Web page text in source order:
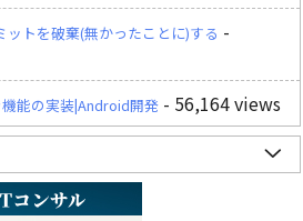
トを破棄(無かったことに)する -
能の実装|Android開発 - 56,164 views